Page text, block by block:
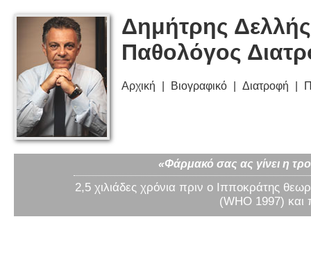
Δημήτρης
Παθολόγος
Αρχική Βιογραφικό Διατροφή
«Φάρμακό σας ας γίνει η
2,5 χιλιάδες χρόνια πριν ο Ιπποκράτης
(WHO 1997) και